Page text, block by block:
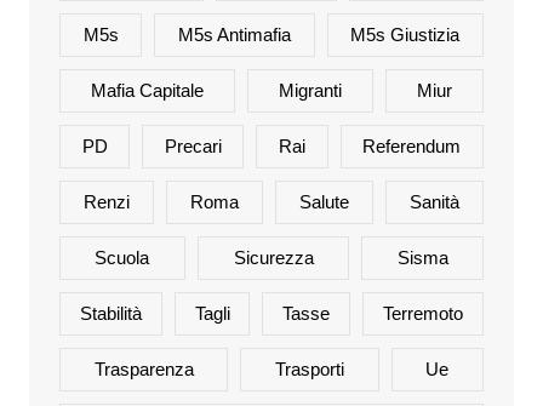
M5s M5s Antimafia M5s Giustizia
Mafia Capitale Migranti Miur
PD Precari Rai Referendum
Renzi Roma Salute Sanità
Scuola Sicurezza Sisma
Stabilità Tagli Tasse Terremoto
Trasparenza Trasporti Ue